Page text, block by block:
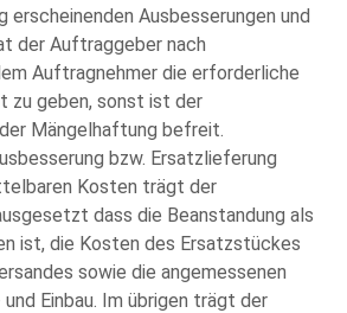
erscheinenden Ausbesserungen und
der Auftraggeber nach
Auftragnehmer die erforderliche
zu geben, sonst ist der
Mängelhaftung befreit.
bzw. Ersatzlieferung
Kosten trägt der
dass die Beanstandung als
ist, die Kosten des Ersatzstückes
sowie die angemessenen
Einbau. Im übrigen trägt der